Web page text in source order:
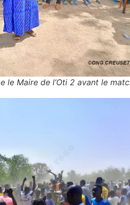
le Maire de l’Oti 2 avant le